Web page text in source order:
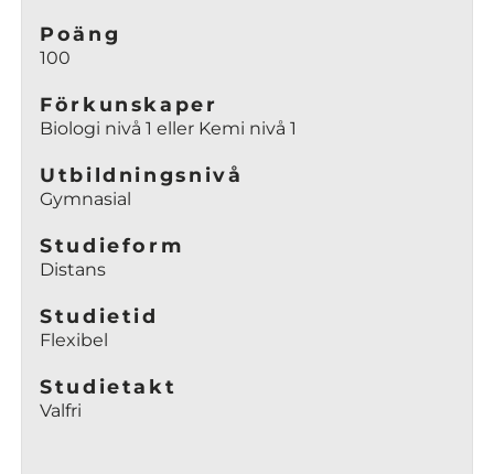
Poäng
100
Förkunskaper
Biologi nivå 1 eller Kemi nivå 1
Utbildningsnivå
Gymnasial
Studieform
Distans
Studietid
Flexibel
Studietakt
Valfri